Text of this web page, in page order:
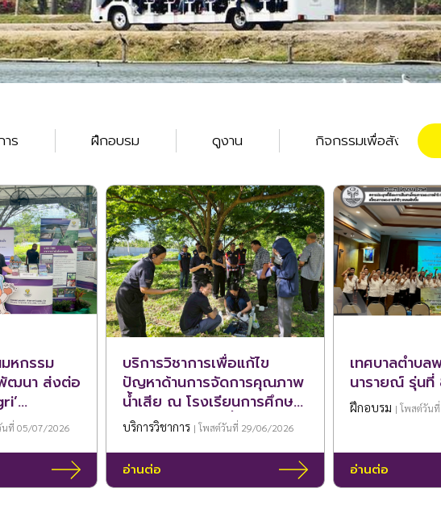
ร ฝึกอบรม ดูงาน กิจกรรมเพื่อสังคม
หกรรม
ฒนา ส่งต่อ
ธภัณฑ์
ะเกียรติ
เจ้าอยู่หัว
ลคลอง
นที่ 05/07/2026
บริการวิชาการเพื่อแก้ไข
ปัญหาด้านการจัดการคุณภาพ
น้ำเสีย ณ โรงเรียนการศึกษา
เด็กตาบอดพิการซ้ำซ้อน ชะอำ
บริการวิชาการ | โพสต์วันที่ 29/06/2026
อ่านต่อ
เทศบาลตำบล
นารายณ์ รุ่นที่
ฝึกอบรม | โพสต์วัน
อ่านต่อ